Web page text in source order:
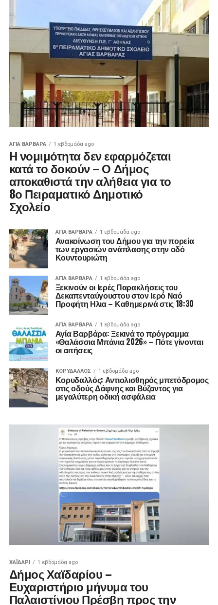
ΑΓΙΑ ΒΑΡΒΑΡΑ 1 εβδομάδα ago
Η νομιμότητα δεν εφαρμόζεται
κατά το δοκούν – Ο Δήμος
αποκαθιστά την αλήθεια για το
8ο Πειραματικό Δημοτικό
Σχολείο
ΑΓΙΑ ΒΑΡΒΑΡΑ 1 εβδομάδα ago
Ανακοίνωση του Δήμου για την πορεία
των εργασιών ανάπλασης στην οδό
Κουντουριώτη
ΑΓΙΑ ΒΑΡΒΑΡΑ 1 εβδομάδα ago
Ξεκινούν οι Ιερές Παρακλήσεις του
Δεκαπενταύγουστου στον Ιερό Ναό
Προφήτη Ηλια – Καθημερινά στις 18:30
ΑΓΙΑ ΒΑΡΒΑΡΑ 1 εβδομάδα ago
Αγία Βαρβάρα: Ξεκινά το πρόγραμμα
«Θαλάσσια Μπάνια 2026» – Πότε γίνονται
οι αιτήσεις
ΚΟΡΥΔΑΛΛΟΣ 1 εβδομάδα ago
Κορυδαλλός: Αντιολισθηρός μπετόδρομος
στις οδούς Δάφνης και Βύζαντος για
μεγαλύτερη οδική ασφάλεια
ΧΑΪΔΑΡΙ 1 εβδομάδα ago
Δήμος Χαϊδαρίου –
Ευχαριστήριο μήνυμα του
Παλαιστίνιου Πρέσβη προς την